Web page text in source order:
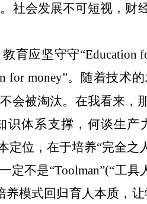
社会发展不可短视，财
育应坚守守“Education
for money”。随着技术
会被淘汰。在我看来，
识体系支撑，何谈生
定位，在于培养“完全之
定不是“Toolman”(“工
养模式回归育人本质，